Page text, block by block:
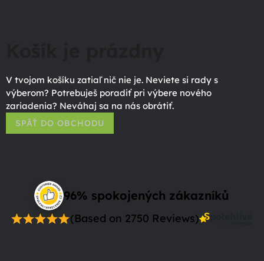
V tvojom košíku zatiaľ nič nie je. Neviete si rady s
výberom? Potrebuješ poradiť pri výbere nového
zariadenia? Neváhaj sa na nás obrátiť.
SPÄŤ DO OBCHODU
96% spokojených zákazníků
(Based on 2750 Reviews)